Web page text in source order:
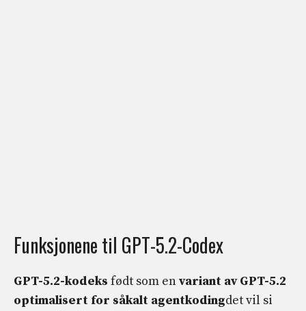
Funksjonene til GPT-5.2-Codex
GPT-5.2-kodeks født som envariant av GPT-5.2
optimalisert for såkalt agentkodingdet vil si